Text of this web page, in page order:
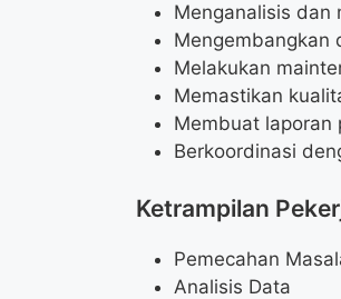
Menganalisis dan
Mengembangkan
Melakukan
Memastikan
Membuat laporan
Berkoordinasi
Ketrampilan
Pemecahan
Analisis Data